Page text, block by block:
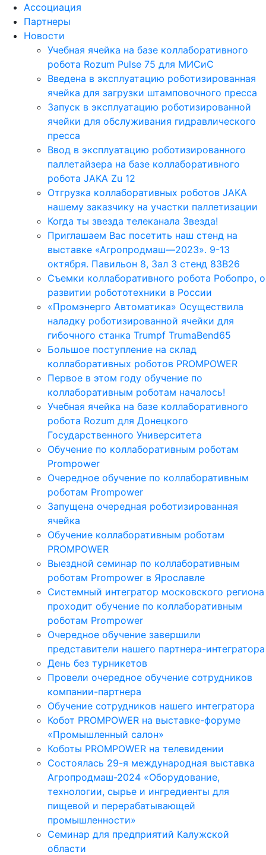
Ассоциация
Партнеры
Новости
Учебная ячейка на базе коллаборативного
робота Rozum Pulse 75 для МИСиС
Введена в эксплуатацию роботизированная
ячейка для загрузки штамповочного пресса
Запуск в эксплуатацию роботизированной
ячейки для обслуживания гидравлического
пресса
Ввод в эксплуатацию роботизированного
паллетайзера на базе коллаборативного
робота JAKA Zu 12
Отгрузка коллаборативных роботов JAKA
нашему заказчику на участки паллетизации
Когда ты звезда телеканала Звезда!
Приглашаем Вас посетить наш стенд на
выставке «Агропродмаш—2023». 9-13
октября. Павильон 8, Зал 3 стенд 83B26
Съемки коллаборативного робота Робопро, о
развитии робототехники в России
«Промэнерго Автоматика» Осуществила
наладку роботизированной ячейки для
гибочного станка Trumpf TrumaBend65
Большое поступление на склад
коллаборативных роботов PROMPOWER
Первое в этом году обучение по
коллаборативным роботам началось!
Учебная ячейка на базе коллаборативного
робота Rozum для Донецкого
Государственного Университета
Обучение по коллаборативным роботам
Prompower
Очередное обучение по коллаборативным
роботам Prompower
Запущена очередная роботизированная
ячейка
Обучение коллаборативным роботам
PROMPOWER
Выездной семинар по коллаборативным
роботам Prompower в Ярославле
Системный интегратор московского региона
проходит обучение по коллаборативным
роботам Prompower
Очередное обучение завершили
представители нашего партнера-интегратора
День без турникетов
Провели очередное обучение сотрудников
компании-партнера
Обучение сотрудников нашего интегратора
Кобот PROMPOWER на выставке-форуме
«Промышленный салон»
Коботы PROMPOWER на телевидении
Состоялась 29-я международная выставка
Агропродмаш-2024 «Оборудование,
технологии, сырье и ингредиенты для
пищевой и перерабатывающей
промышленности»
Семинар для предприятий Калужской
области